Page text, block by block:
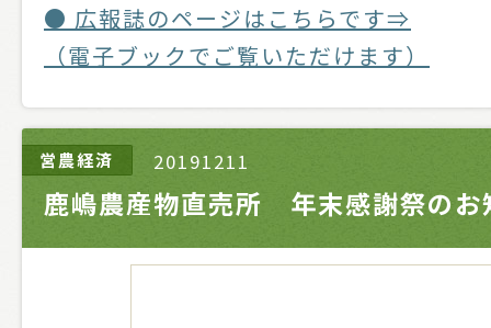
● 広報誌のページはこちらです⇒
（電子ブックでご覧いただけます）
20191211
営農経済
鹿嶋農産物直売所 年末感謝祭のお